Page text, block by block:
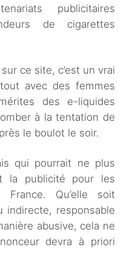
publicitaires
de cigarettes
ce site, c’est un vrai
avec des femmes
des e-liquides
à la tentation de
le boulot le soir.
qui pourrait ne plus
la publicité pour les
France. Qu’elle soit
indirecte, responsable
abusive, cela ne
devra à priori